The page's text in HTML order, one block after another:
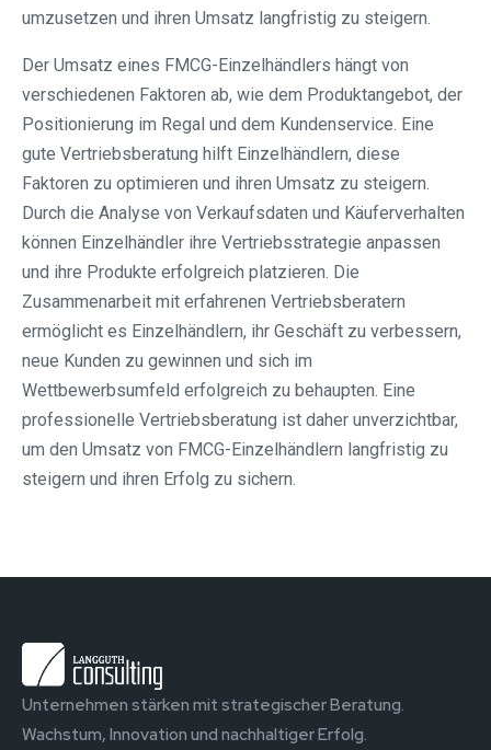
umzusetzen und ihren Umsatz langfristig zu steigern.
Der Umsatz eines FMCG-Einzelhändlers hängt von
verschiedenen Faktoren ab, wie dem Produktangebot, der
Positionierung im Regal und dem Kundenservice. Eine
gute Vertriebsberatung hilft Einzelhändlern, diese
Faktoren zu optimieren und ihren Umsatz zu steigern.
Durch die Analyse von Verkaufsdaten und Käuferverhalten
können Einzelhändler ihre Vertriebsstrategie anpassen
und ihre Produkte erfolgreich platzieren. Die
Zusammenarbeit mit erfahrenen Vertriebsberatern
ermöglicht es Einzelhändlern, ihr Geschäft zu verbessern,
neue Kunden zu gewinnen und sich im
Wettbewerbsumfeld erfolgreich zu behaupten. Eine
professionelle Vertriebsberatung ist daher unverzichtbar,
um den Umsatz von FMCG-Einzelhändlern langfristig zu
steigern und ihren Erfolg zu sichern.
Unternehmen stärken mit strategischer Beratung.
Wachstum, Innovation und nachhaltiger Erfolg.